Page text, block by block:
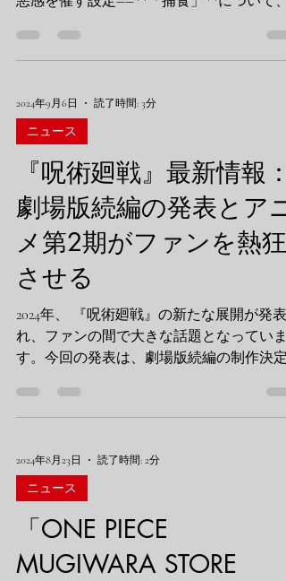
と思います。 なぜ、巨人は人間を食べるの
か？ 彼らには消化器官がないから、栄養摂
いっぱいになれば吐き戻す。 この「無意味
な殺戮」こそが、連載当初の僕らに植え付
進むにつれて判明した真実は、もっと悲し
く、もっと呪術的なものでした。 1. 「人間
戻りたい」という無垢な悪夢 無垢の巨人が
人を食う理由。それは**「知性巨人の継承
を食えば、人間に戻れるから」**という、
まりにも切実な本能でした。 彼らは終わり
のない悪夢の中を彷徨いながら、無意識の
ちに「救済」を求めて人間を口に運び続け
いる。 これ、古代の**「呪い」**の概念に
すごく近いんです。 以前読んだ『ナボニド
スと月神の呪い』という資料に、バビロニ
りました。...
2024年9月6日 読了時間: 3分
ニュース
『呪術廻戦』最新情報：
劇場版続編の発表とアニ
メ第2期がファンを熱狂
させる
2024年、 『呪術廻戦』の新たな展開が発表
れ、ファンの間で大きな話題となっていま
す。今回の発表は、劇場版続編の制作決定
されているのは、劇場版が描く新たなスト
リーと、次シーズンで取り上げられる「渋
2024年8月23日 読了時間: 2分
ニュース
「ONE PIECE
MUGIWARA STORE